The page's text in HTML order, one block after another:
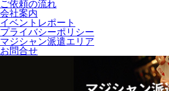
ご依頼の流れ
会社案内
イベントレポート
プライバシーポリシー
マジシャン派遣エリア
お問合せ